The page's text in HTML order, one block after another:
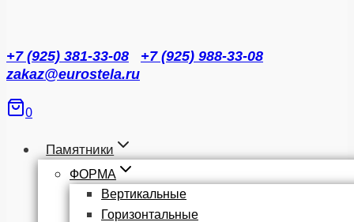
+7 (925) 381-33-08
+7 (925) 988-33-08
zakaz@eurostela.ru
0
Памятники
ФОРМА
Вертикальные
Горизонтальные